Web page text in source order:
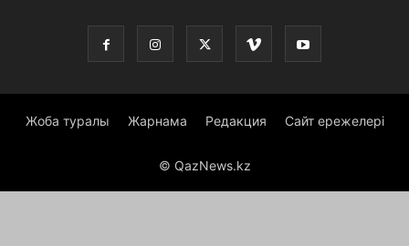
Жоба туралы Жарнама Редакция Сайт ережелері
© QazNews.kz